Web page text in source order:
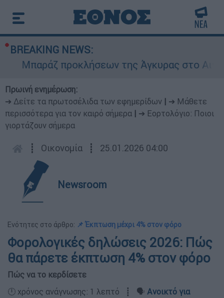
BREAKING NEWS:
Μπαράζ προκλήσεων της Άγκυρας στο Αιγαίο:
Πρωινή ενημέρωση:
➔ Δείτε τα πρωτοσέλιδα των εφημερίδων
➔ Μάθετε
περισσότερα για τον καιρό σήμερα
➔ Εορτολόγιο: Ποιοι
γιορτάζουν σήμερα
┋ Οικονομία ┋ 25.01.2026 04:00
Newsroom
Ενότητες στο άρθρο: 📌 Έκπτωση μέχρι 4% στον φόρο
Φορολογικές δηλώσεις 2026: Πώς
θα πάρετε έκπτωση 4% στον φόρο
Πώς να το κερδίσετε
🕛 χρόνος ανάγνωσης: 1 λεπτό ┋ 🗣️ Ανοικτό για